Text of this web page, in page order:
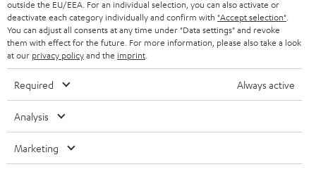
outside the EU/EEA. For an individual selection, you can also activate or
deactivate each category individually and confirm with "Accept selection"
You can adjust all consents at any time under "Data settings" and revoke
them with effect for the future. For more information, please also take a look
at our privacy policyand the imprint
Required Always active
Analysis
Marketing